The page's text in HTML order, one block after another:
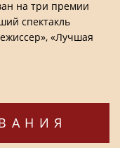
на три премии
спектакль
«Лучшая